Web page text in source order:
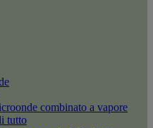
combinato a vapore
tutto